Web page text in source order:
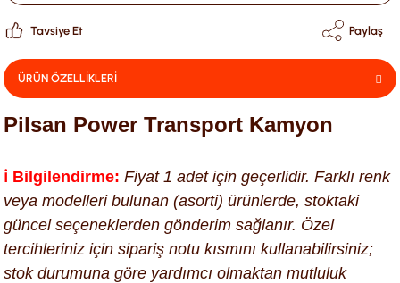
Tavsiye Et Paylaş
ÜRÜN ÖZELLİKLERİ
Pilsan Power Transport Kamyon
ℹ️ Bilgilendirme: Fiyat 1 adet için geçerlidir. Farklı renk
veya modelleri bulunan (asorti) ürünlerde, stoktaki
güncel seçeneklerden gönderim sağlanır. Özel
tercihleriniz için sipariş notu kısmını kullanabilirsiniz;
stok durumuna göre yardımcı olmaktan mutluluk